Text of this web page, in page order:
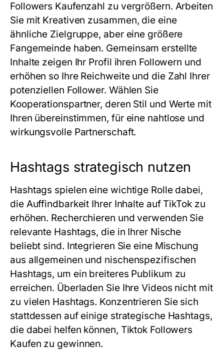
Followers Kaufenzahl zu vergrößern. Arbeiten
Sie mit Kreativen zusammen, die eine
ähnliche Zielgruppe, aber eine größere
Fangemeinde haben. Gemeinsam erstellte
Inhalte zeigen Ihr Profil ihren Followern und
erhöhen so Ihre Reichweite und die Zahl Ihrer
potenziellen Follower. Wählen Sie
Kooperationspartner, deren Stil und Werte mit
Ihren übereinstimmen, für eine nahtlose und
wirkungsvolle Partnerschaft.
Hashtags strategisch nutzen
Hashtags spielen eine wichtige Rolle dabei,
die Auffindbarkeit Ihrer Inhalte auf TikTok zu
erhöhen. Recherchieren und verwenden Sie
relevante Hashtags, die in Ihrer Nische
beliebt sind. Integrieren Sie eine Mischung
aus allgemeinen und nischenspezifischen
Hashtags, um ein breiteres Publikum zu
erreichen. Überladen Sie Ihre Videos nicht mit
zu vielen Hashtags. Konzentrieren Sie sich
stattdessen auf einige strategische Hashtags,
die dabei helfen können, Tiktok Followers
Kaufen zu gewinnen.